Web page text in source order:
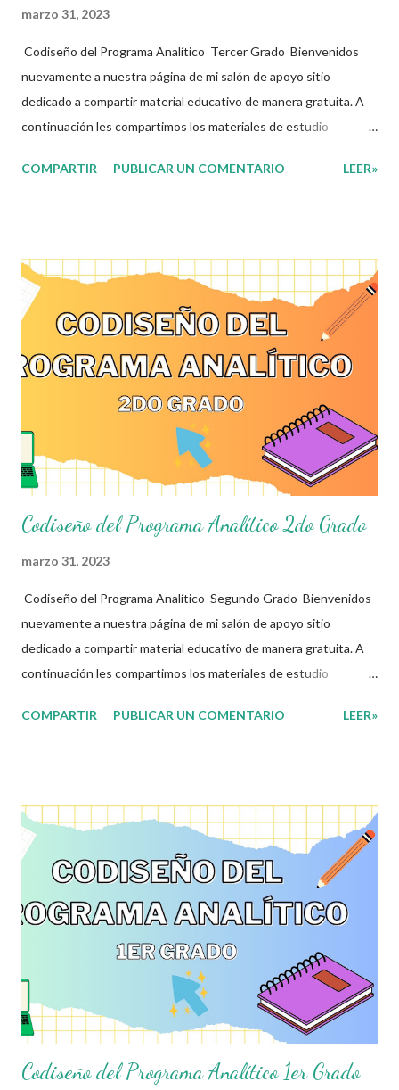
marzo 31, 2023
Codiseño del Programa Analítico Tercer Grado Bienvenidos
nuevamente a nuestra página de mi salón de apoyo sitio
dedicado a compartir material educativo de manera gratuita. A
continuación les compartimos los materiales de estudio
nueva propuesta educativa basada en la concepción de la Nueva
herramienta que acompañe en el día a día la práctica dentro del
aula, cuya estructura permitirá tanto a docentes como
estudiantes, ir marcando las pautas de trabajo acorde a sus
necesidades y las de su comunidad. Agradecemos a los
creadores de estos increibles archivos ya que gracias a su
dedicacion y trabajo podemos gozar de estas planeaciones
didacticas, recuerden que nosotros solo los compartimos con
fines educativos, didácticos e...
COMPARTIR PUBLICAR UN COMENTARIO LEER»
Codiseño del Programa Analítico 2do Grado
marzo 31, 2023
Codiseño del Programa Analítico Segundo Grado Bienvenidos
nuevamente a nuestra página de mi salón de apoyo sitio
dedicado a compartir material educativo de manera gratuita. A
continuación les compartimos los materiales de estudio
nueva propuesta educativa basada en la concepción de la Nueva
herramienta que acompañe en el día a día la práctica dentro del
aula, cuya estructura permitirá tanto a docentes como
estudiantes, ir marcando las pautas de trabajo acorde a sus
necesidades y las de su comunidad. Agradecemos a los
creadores de estos increibles archivos ya que gracias a su
dedicacion y trabajo podemos gozar de estas planeaciones
didacticas, recuerden que nosotros solo los compartimos con
fines educativos, didácticos ...
COMPARTIR PUBLICAR UN COMENTARIO LEER»
Codiseño del Programa Analítico 1er Grado